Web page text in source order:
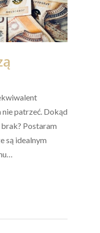
patrzeć. Dokąd
Postaram
są idealnym